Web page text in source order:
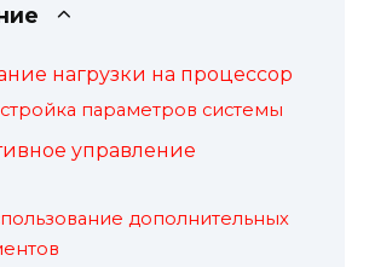
нагрузки на процессор
параметров системы
управление
дополнительных